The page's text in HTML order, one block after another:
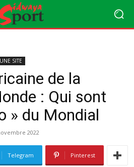
SITE
de la
: Qui sont
» du Mondial
2022
Telegram Pinterest